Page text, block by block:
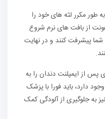
طور مکرر لثه های خود را
از بافت های نرم شروع
پیشرفت کنند و در نهایت
پس از ایمپلنت دندان را به
دارد، باید فورا با پزشک
به جلوگیری از آلودگی کمک